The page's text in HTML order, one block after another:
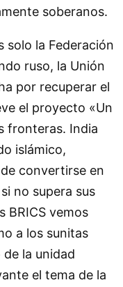
soberanos.
solo la Federación
ruso, la Unión
por recuperar el
el proyecto «Un
fronteras. India
islámico,
convertirse en
no supera sus
BRICS vemos
a los sunitas
la unidad
el tema de la